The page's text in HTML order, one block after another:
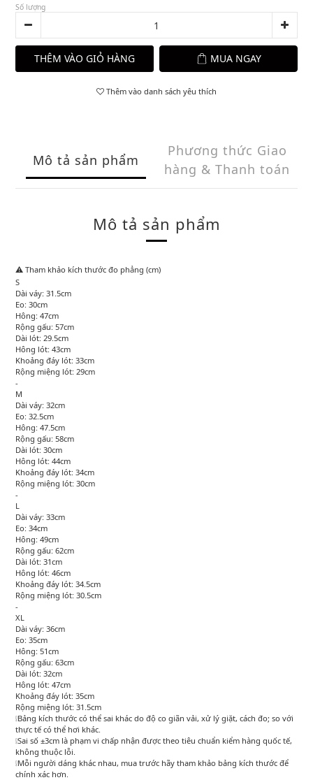
Số lượng
THÊM VÀO GIỎ HÀNG MUA NGAY
Thêm vào danh sách yêu thích
Mô tả sản phẩm
Phương thức Giao
hàng & Thanh toán
Mô tả sản phẩm
⚠️ Tham khảo kích thước đo phẳng (cm)
S
Dài váy: 31.5cm
Eo: 30cm
Hông: 47cm
Rộng gấu: 57cm
Dài lót: 29.5cm
Hông lót: 43cm
Khoảng đáy lót: 33cm
Rộng miệng lót: 29cm
-
M
Dài váy: 32cm
Eo: 32.5cm
Hông: 47.5cm
Rộng gấu: 58cm
Dài lót: 30cm
Hông lót: 44cm
Khoảng đáy lót: 34cm
Rộng miệng lót: 30cm
-
L
Dài váy: 33cm
Eo: 34cm
Hông: 49cm
Rộng gấu: 62cm
Dài lót: 31cm
Hông lót: 46cm
Khoảng đáy lót: 34.5cm
Rộng miệng lót: 30.5cm
-
XL
Dài váy: 36cm
Eo: 35cm
Hông: 51cm
Rộng gấu: 63cm
Dài lót: 32cm
Hông lót: 47cm
Khoảng đáy lót: 35cm
Rộng miệng lót: 31.5cm
❕Bảng kích thước có thể sai khác do độ co giãn vải, xử lý giặt, cách đo; so với
thực tế có thể hơi khác.
❕Sai số ±3cm là phạm vi chấp nhận được theo tiêu chuẩn kiểm hàng quốc tế,
không thuộc lỗi.
❕Mỗi người dáng khác nhau, mua trước hãy tham khảo bảng kích thước để
chính xác hơn.